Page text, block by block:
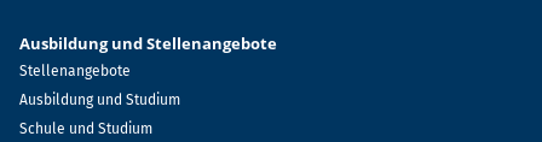
Ausbildung und Stellenangebote
Stellenangebote
Ausbildung und Studium
Schule und Studium